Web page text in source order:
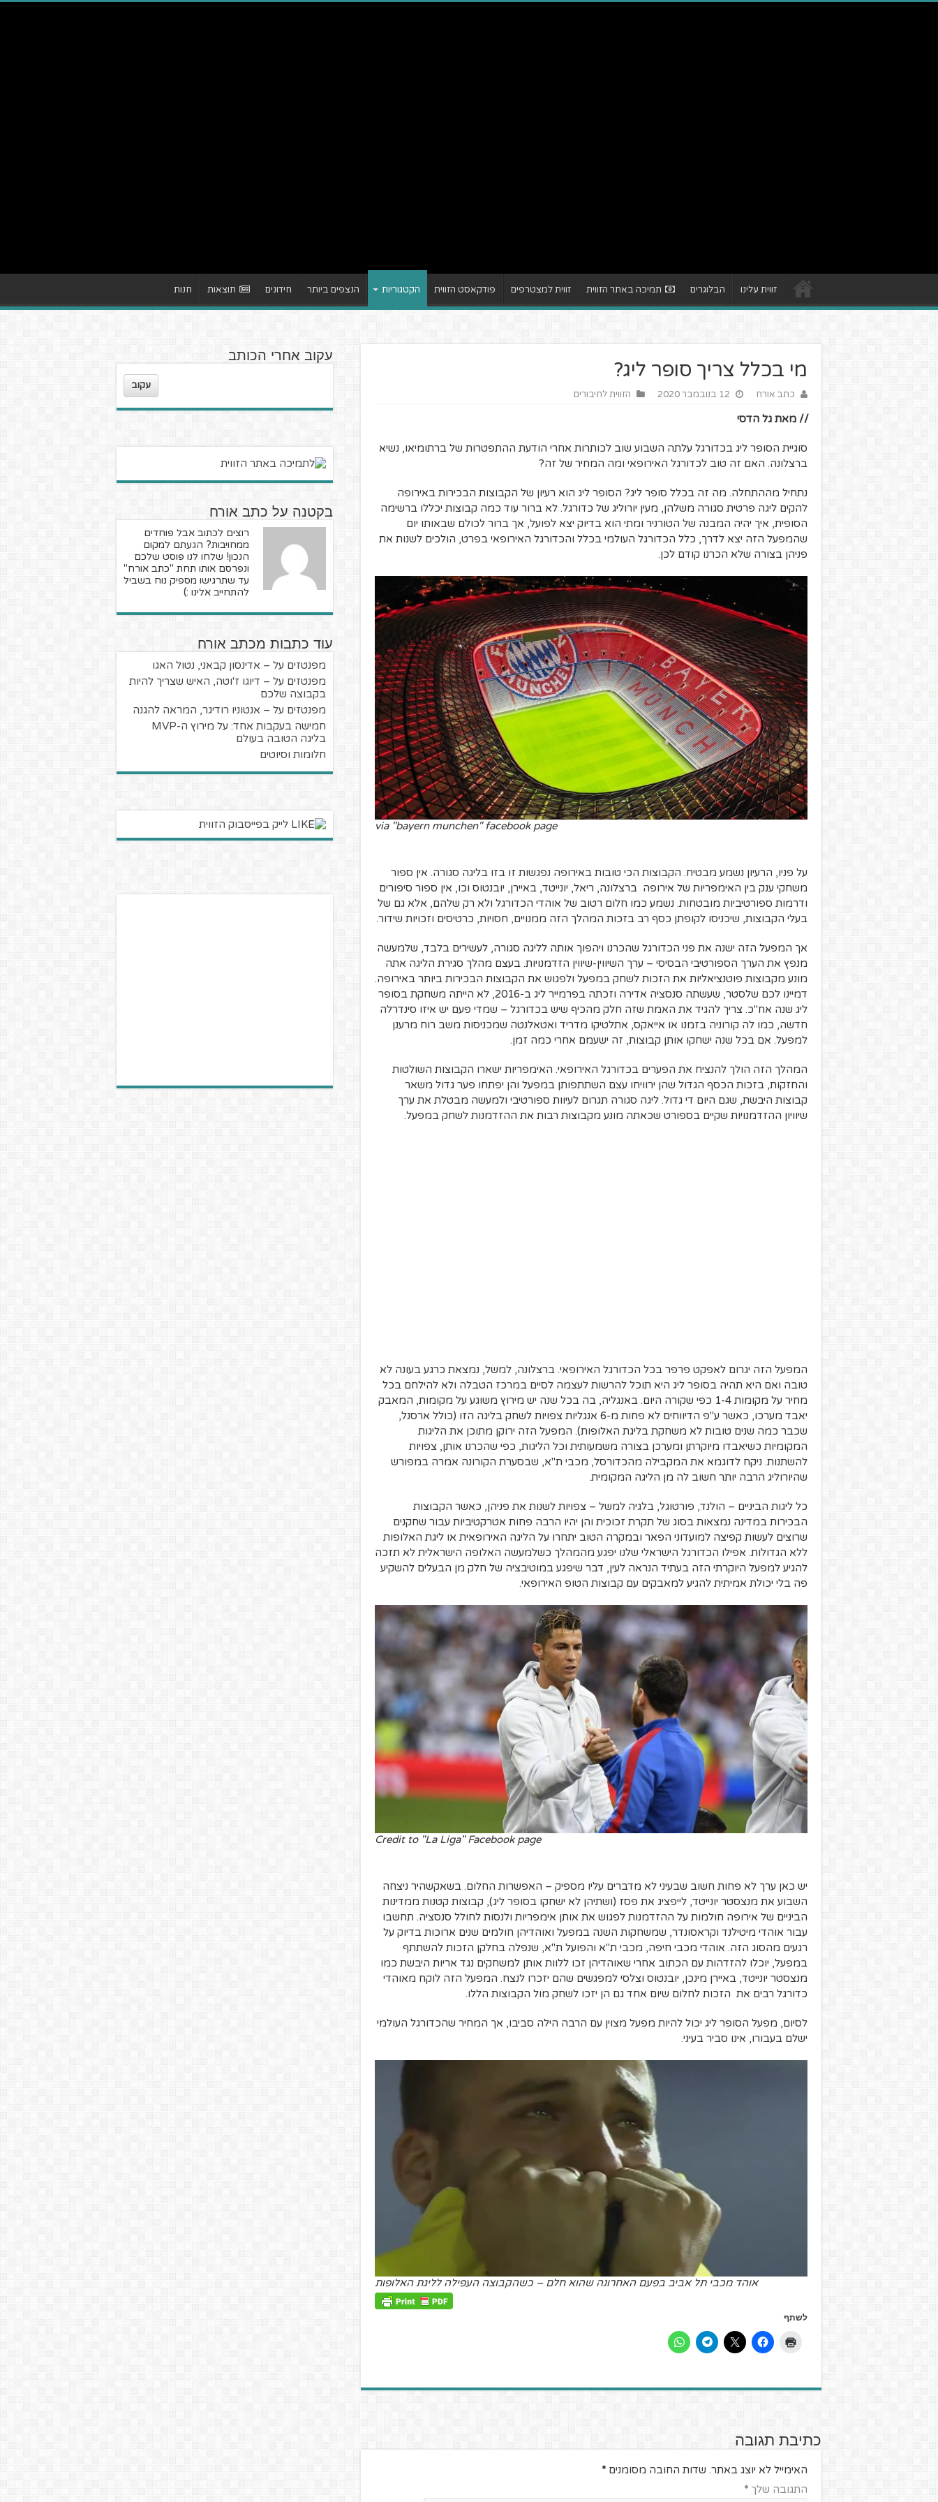
זווית עלינו הבלוגרים תמיכה באתר הזווית זווית למצטרפים פודקאסט הזווית הקטגוריות הנצפים ביותר חידונים תוצאות חנות
מי בכלל צריך סופר ליג?
כתב אורח 12 בנובמבר 2020 הזווית לחיבורים
// מאת גל הדסי
סוגיית הסופר ליג בכדורגל עלתה השבוע שוב לכותרות אחרי הודעת ההתפטרות של ברתומיאו, נשיא
ברצלונה. האם זה טוב לכדורגל האירופאי ומה המחיר של זה?
נתחיל מההתחלה. מה זה בכלל סופר ליג? הסופר ליג הוא רעיון של הקבוצות הבכירות באירופה
להקים ליגה פרטית סגורה משלהן, מעין יורוליג של כדורגל. לא ברור עוד כמה קבוצות יכללו ברשימה
הסופית, איך יהיה המבנה של הטורניר ומתי הוא בדיוק יצא לפועל, אך ברור לכולם שבאותו יום
שהמפעל הזה יצא לדרך, כלל הכדורגל העולמי בכלל והכדורגל האירופאי בפרט, הולכים לשנות את
פניהן בצורה שלא הכרנו קודם לכן.
via "bayern munchen" facebook page
על פניו, הרעיון נשמע מבטיח. הקבוצות הכי טובות באירופה נפגשות זו בזו בליגה סגורה. אין ספור
משחקי ענק בין האימפריות של אירופה ברצלונה, ריאל, יונייטד, באיירן, יובנטוס וכו, אין ספור סיפורים
ודרמות ספורטיביות מובטחות. נשמע כמו חלום רטוב של אוהדי הכדורגל ולא רק שלהם, אלא גם של
בעלי הקבוצות, שיכניסו לקופתן כסף רב בזכות המהלך הזה ממנויים, חסויות, כרטיסים וזכויות שידור.
אך המפעל הזה ישנה את פני הכדורגל שהכרנו ויהפוך אותה לליגה סגורה, לעשירים בלבד, שלמעשה
מנפץ את הערך הספורטיבי הבסיסי – ערך השיווין-שיווין הזדמנויות. בעצם מהלך סגירת הליגה אתה
מונע מקבוצות פוטנציאליות את הזכות לשחק במפעל ולפגוש את הקבוצות הבכירות ביותר באירופה.
דמיינו לכם שלסטר, שעשתה סנסציה אדירה וזכתה בפרמייר ליג ב-2016, לא הייתה משחקת בסופר
ליג שנה אח"כ. צריך להגיד את האמת שזה חלק מהכיף שיש בכדורגל – שמדי פעם יש איזו סינדרלה
חדשה, כמו לה קורוניה בזמנו או אייאקס, אתלטיקו מדריד ואטאלנטה שמכניסות משב רוח מרענן
למפעל. אם בכל שנה ישחקו אותן קבוצות, זה ישעמם אחרי כמה זמן.
המהלך הזה הולך להנציח את הפערים בכדורגל האירופאי. האימפריות ישארו הקבוצות השולטות
והחזקות, בזכות הכסף הגדול שהן ירוויחו עצם השתתפותן במפעל והן יפתחו פער גדול משאר
קבוצות היבשת, שגם היום די גדול. ליגה סגורה תגרום לעיוות ספורטיבי ולמעשה מבטלת את ערך
שיוויון ההזדמנויות שקיים בספורט שכאתה מונע מקבוצות רבות את ההזדמנות לשחק במפעל.
המפעל הזה יגרום לאפקט פרפר בכל הכדורגל האירופאי. ברצלונה, למשל, נמצאת כרגע בעונה לא
טובה ואם היא תהיה בסופר ליג היא תוכל להרשות לעצמה לסיים במרכז הטבלה ולא להילחם בכל
מחיר על מקומות 1-4 כפי שקורה היום. באנגליה, בה בכל שנה יש מירוץ משוגע על מקומות, המאבק
יאבד מערכו, כאשר ע"פ הדיווחים לא פחות מ-6 אנגליות צפויות לשחק בליגה הזו (כולל ארסנל,
שכבר כמה שנים טובות לא משחקת בליגת האלופות). המפעל הזה ירוקן מתוכן את הליגות
המקומיות כשיאבדו מיוקרתן ומערכן בצורה משמעותית וכל הליגות, כפי שהכרנו אותן, צפויות
להשתנות. ניקח לדוגמא את המקבילה מהכדורסל, מכבי ת"א, שבסערת הקורונה אמרה במפורש
שהיורוליג הרבה יותר חשוב לה מן הליגה המקומית.
כל ליגות הביניים – הולנד, פורטוגל, בלגיה למשל – צפויות לשנות את פניהן, כאשר הקבוצות
הבכירות במדינה נמצאות בסוג של תקרת זכוכית והן יהיו הרבה פחות אטרקטיביות עבור שחקנים
שרוצים לעשות קפיצה למועדוני הפאר ובמקרה הטוב יתחרו על הליגה האירופאית או ליגת האלופות
ללא הגדולות. אפילו הכדורגל הישראלי שלנו יפגע מהמהלך כשלמעשה האלופה הישראלית לא תזכה
להגיע למפעל היוקרתי הזה בעתיד הנראה לעין, דבר שיפגע במוטיבציה של חלק מן הבעלים להשקיע
פה בלי יכולת אמיתית להגיע למאבקים עם קבוצות הטופ האירופאי.
Credit to "La Liga" Facebook page
יש כאן ערך לא פחות חשוב שבעיני לא מדברים עליו מספיק – האפשרות החלום. בשאקשהיר ניצחה
השבוע את מנצסטר יונייטד, לייפציג את פסז (ושתיהן לא ישחקו בסופר ליג), קבוצות קטנות ממדינות
הביניים של אירופה חולמות על ההזדמנות לפגוש את אותן אימפריות ולנסות לחולל סנסציה. תחשבו
עבור אוהדי מיטילנד וקראסונדר, שמשחקות השנה במפעל ואוהדיהן חולמים שנים ארוכות בדיוק על
רגעים מהסוג הזה. אוהדי מכבי חיפה, מכבי ת"א והפועל ת"א, שנפלה בחלקן הזכות להשתתף
במפעל, יוכלו להזדהות עם הכתוב אחרי שאוהדיהן זכו ללוות אותן למשחקים נגד אריות היבשת כמו
מנצסטר יונייטד, באיירן מינכן, יובנטוס וצלסי למפגשים שהם יזכרו לנצח. המפעל הזה לוקח מאוהדי
כדורגל רבים את הזכות לחלום שיום אחד גם הן יזכו לשחק מול הקבוצות הללו.
לסיום, מפעל הסופר ליג יכול להיות מפעל מצוין עם הרבה הילה סביבו, אך המחיר שהכדורגל העולמי
ישלם בעבורו, אינו סביר בעיני.
אוהד מכבי תל אביב בפעם האחרונה שהוא חלם – כשהקבוצה העפילה לליגת האלופות
לשתף
כתיבת תגובה
האימייל לא יוצג באתר. שדות החובה מסומנים *
התגובה שלך *
עקוב אחרי הכותב
עקוב
בקטנה על כתב אורח
רוצים לכתוב אבל פוחדים
ממחויבות? הגעתם למקום
הנכון! שלחו לנו פוסט שלכם
ונפרסם אותו תחת "כתב אורח"
עד שתרגישו מספיק נוח בשביל
להתחייב אלינו :)
עוד כתבות מכתב אורח
מפנטזים על – אדינסון קבאני, נטול האגו
מפנטזים על – דיוגו ז'וטה, האיש שצריך להיות
בקבוצה שלכם
מפנטזים על – אנטוניו רודיגר, המראה להגנה
חמישה בעקבות אחד: על מירוץ ה-MVP
בליגה הטובה בעולם
חלומות וסיוטים